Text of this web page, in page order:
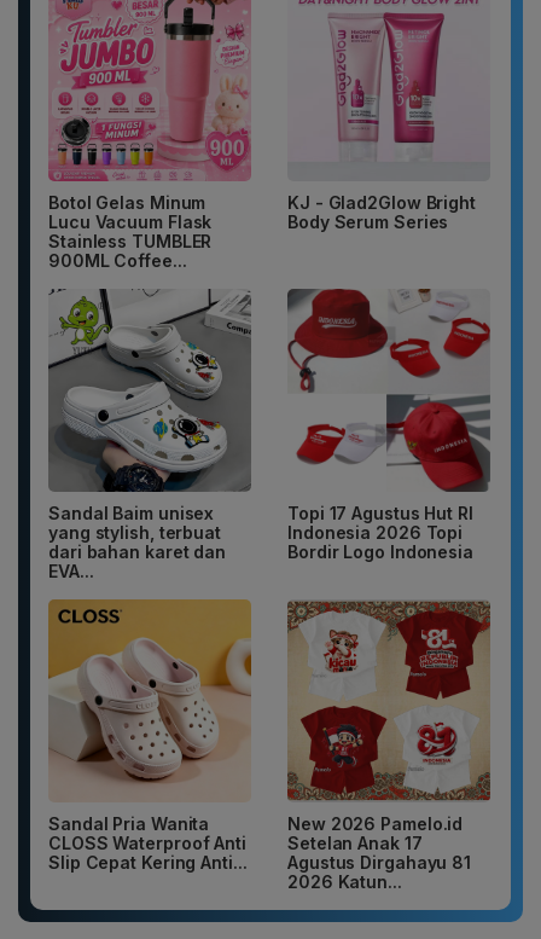
Botol Gelas Minum
Lucu Vacuum Flask
Stainless TUMBLER
900ML Coffee...
KJ - Glad2Glow Bright
Body Serum Series
Sandal Baim unisex
yang stylish, terbuat
dari bahan karet dan
EVA...
Topi 17 Agustus Hut RI
Indonesia 2026 Topi
Bordir Logo Indonesia
Sandal Pria Wanita
CLOSS Waterproof Anti
Slip Cepat Kering Anti...
New 2026 Pamelo.id
Setelan Anak 17
Agustus Dirgahayu 81
2026 Katun...